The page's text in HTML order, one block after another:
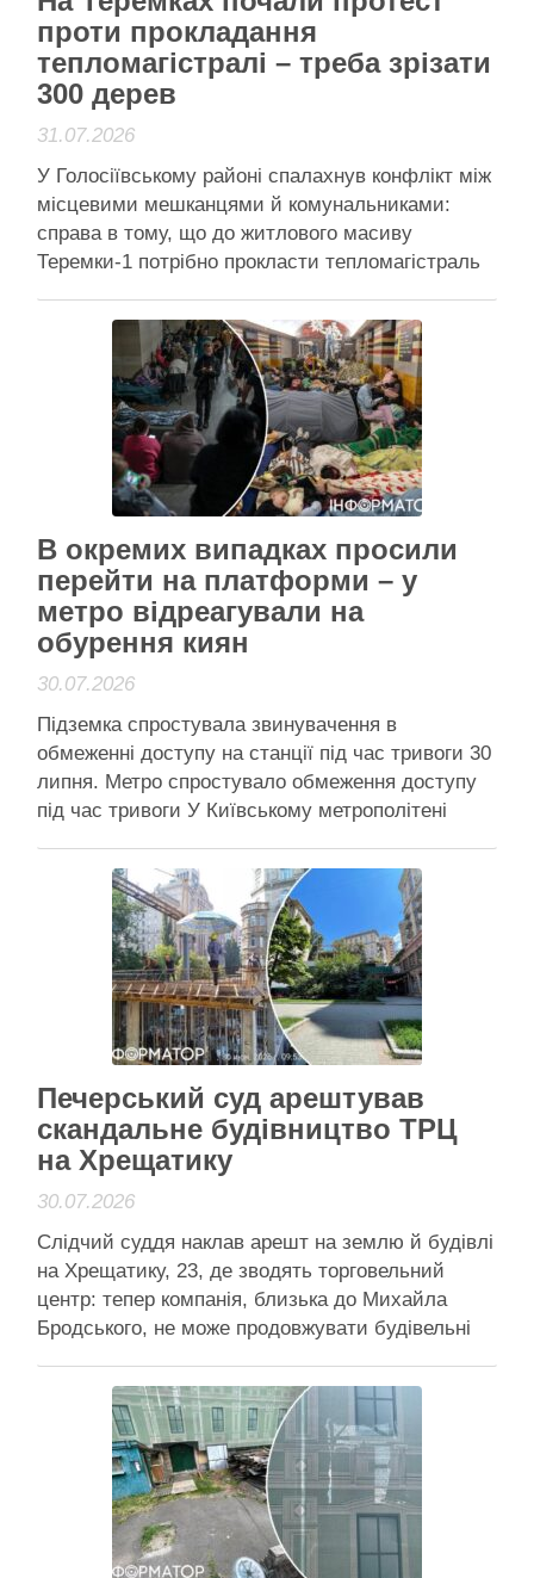
проти прокладання
тепломагістралі – треба зрізати
300 дерев
31.07.2026
У Голосіївському районі спалахнув конфлікт між
місцевими мешканцями й комунальниками:
справа в тому, що до житлового масиву
Теремки-1 потрібно прокласти тепломагістраль
гасла намалювали, в дусі часу, на картонках.
Фото: Богдан Гдаль На Теремках спалахнув
конфлікт між місцевими мешканцями й
комунальниками. Справа в тому, що …
Читати далі
Активісти району
В окремих випадках просили
перейти на платформи – у
метро відреагували на
обурення киян
30.07.2026
Підземка спростувала звинувачення в
обмеженні доступу на станції під час тривоги 30
липня. Метро спростувало обмеження доступу
під час тривоги У Київському метрополітені
обмежували доступ на станції підземки під час
повітряної тривоги вночі 30 липня. У
метрополітені пояснили, що всі станції були
відкриті та …
Читати далі
Активісти району
Печерський суд арештував
скандальне будівництво ТРЦ
на Хрещатику
30.07.2026
Слідчий суддя наклав арешт на землю й будівлі
на Хрещатику, 23, де зводять торговельний
центр: тепер компанія, близька до Михайла
Бродського, не може продовжувати будівельні
нерухомістю чи землею Суд арештував
будівництво ТРЦ на Хрещатику – роботи значно
пожвавилися впродовж останніх тижнів Слідчий
суддя …
Читати далі
Активісти району